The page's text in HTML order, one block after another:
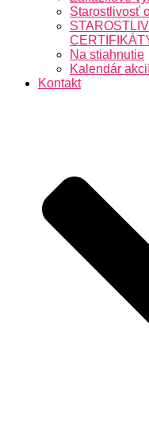
Starostlivosť
Na stiahnutie
Kalendár
Kontakt